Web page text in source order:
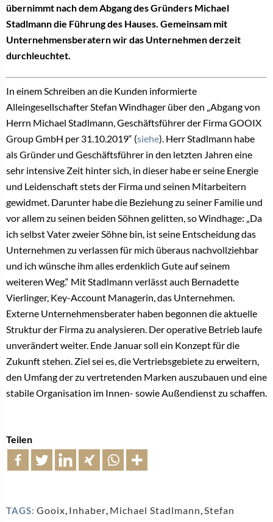
übernimmt nach dem Abgang des Gründers Michael
Stadlmann die Führung des Hauses. Gemeinsam mit
Unternehmensberatern wir das Unternehmen derzeit
durchleuchtet.
In einem Schreiben an die Kunden informierte
Alleingesellschafter Stefan Windhager über den „Abgang von
Herrn Michael Stadlmann, Geschäftsführer der Firma GOOIX
Group GmbH per 31.10.2019“ (siehe). Herr Stadlmann habe
als Gründer und Geschäftsführer in den letzten Jahren eine
sehr intensive Zeit hinter sich, in dieser habe er seine Energie
und Leidenschaft stets der Firma und seinen Mitarbeitern
gewidmet. Darunter habe die Beziehung zu seiner Familie und
vor allem zu seinen beiden Söhnen gelitten, so Windhage: „Da
ich selbst Vater zweier Söhne bin, ist seine Entscheidung das
Unternehmen zu verlassen für mich überaus nachvollziehbar
und ich wünsche ihm alles erdenklich Gute auf seinem
weiteren Weg.“ Mit Stadlmann verlässt auch Bernadette
Vierlinger, Key-Account Managerin, das Unternehmen.
Externe Unternehmensberater haben begonnen die aktuelle
Struktur der Firma zu analysieren. Der operative Betrieb laufe
unverändert weiter. Ende Januar soll ein Konzept für die
Zukunft stehen. Ziel sei es, die Vertriebsgebiete zu erweitern,
den Umfang der zu vertretenden Marken auszubauen und eine
stabile Organisation im Innen- sowie Außendienst zu schaffen.
Teilen
TAGS: Gooix, Inhaber, Michael Stadlmann,Stefan